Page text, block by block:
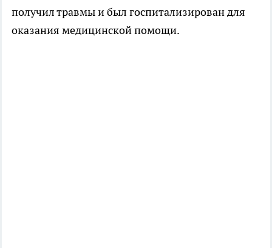
получил травмы и был госпитализирован для
оказания медицинской помощи.